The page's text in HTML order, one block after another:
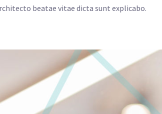
beatae vitae dicta sunt explicabo.